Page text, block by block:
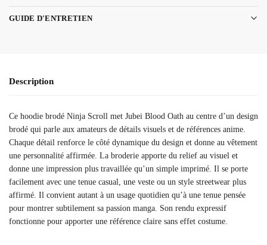
GUIDE D'ENTRETIEN
Description
Ce hoodie brodé Ninja Scroll met Jubei Blood Oath au centre d’un design
brodé qui parle aux amateurs de détails visuels et de références anime.
Chaque détail renforce le côté dynamique du design et donne au vêtement
une personnalité affirmée. La broderie apporte du relief au visuel et
donne une impression plus travaillée qu’un simple imprimé. Il se porte
facilement avec une tenue casual, une veste ou un style streetwear plus
affirmé. Il convient autant à un usage quotidien qu’à une tenue pensée
pour montrer subtilement sa passion manga. Son rendu expressif
fonctionne pour apporter une référence claire sans effet costume.